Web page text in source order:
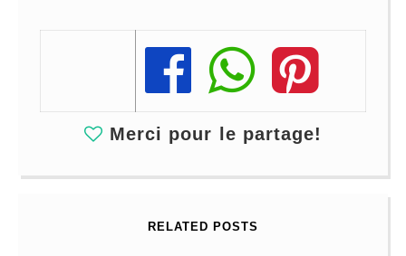
Share
Share
Share
Merci pour le partage!
RELATED POSTS